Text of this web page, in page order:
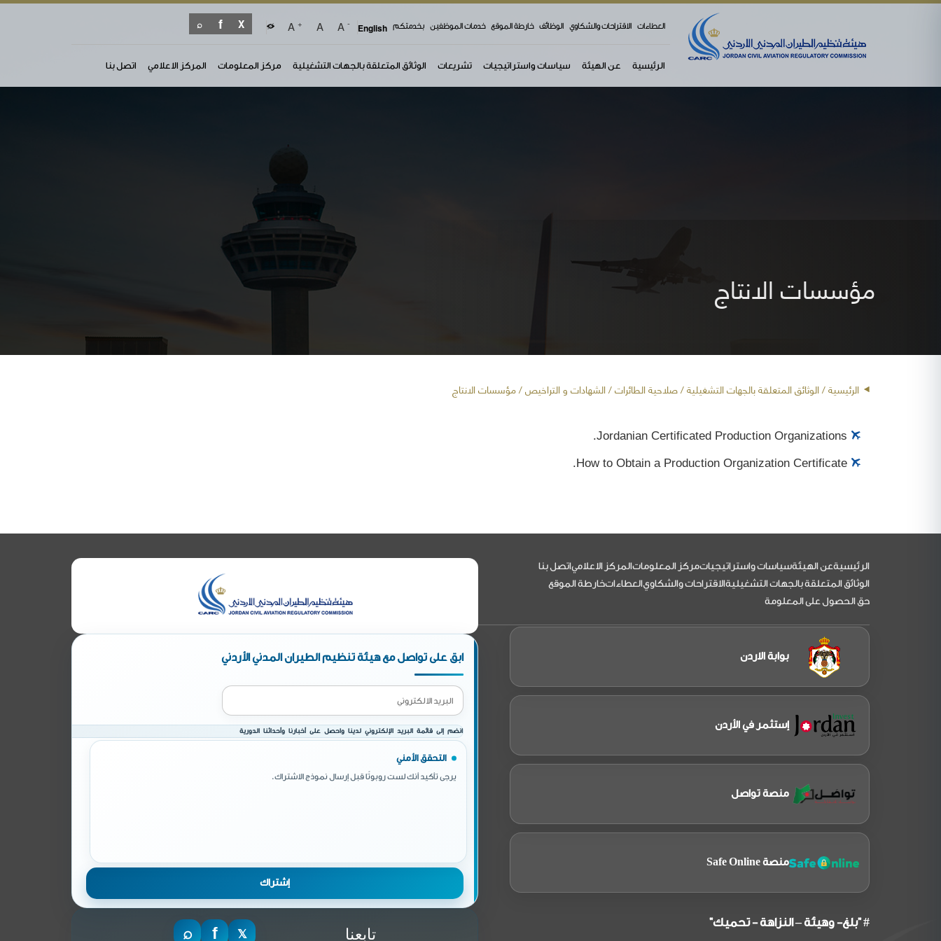
العطاءات الاقتراحات والشكاوي الوظائف خارطة الموقع خدمات الموظفين بخدمتكم English
-
A
A
+
A
الرئيسية عن الهيئة سياسات واستراتيجيات تشريعات الوثائق المتعلقة بالجهات التشغيلية مركز المعلومات المركز الاعلامي اتصل بنا
مؤسسات الانتاج
الرئيسية/ الوثائق المتعلقة بالجهات التشغيلية /صلاحية الطائرات/ الشهادات و التراخيص / مؤسسات الانتاج
Jordanian Certificated Production Organizations.
How to Obtain a Production Organization Certificate.
التذييل
الرئيسيةعن الهيئةسياسات واستراتيجياتمركز المعلوماتالمركز الاعلامياتصل بنا
الوثائق المتعلقة بالجهات التشغيليةالاقتراحات والشكاويالعطاءاتخارطة الموقع
حق الحصول على المعلومة
بوابة الاردن
إستثمر في الأردن
منصة تواصل
منصة Safe Online
# "بلغ- وهيئة – النزاهة - تحميك"
ابق على تواصل مع هيئة تنظيم الطيران المدني الأردني
انضم إلى قائمة البريد الإلكتروني لدينا واحصل على أخبارنا وأحداثنا الدورية
التحقق الأمني
يرجى تأكيد أنك لست روبوتًا قبل إرسال نموذج الاشتراك.
تابعنا